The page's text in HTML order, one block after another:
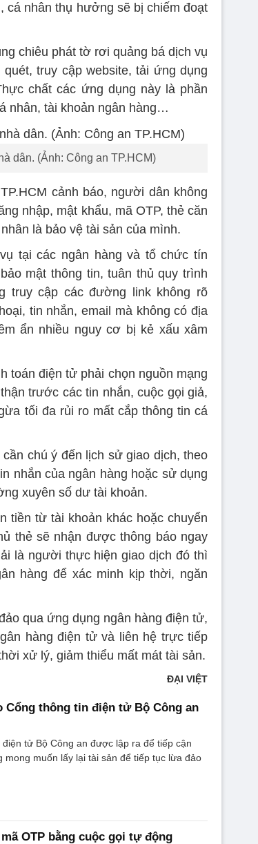
cá nhân thụ hưởng sẽ bị chiếm đoạt
chiêu phát tờ rơi quảng bá dịch vụ
truy cập website, tải ứng dụng
chất các ứng dụng này là phần
nhân, tài khoản ngân hàng…
dân. (Ảnh: Công an TP.HCM)
cảnh báo, người dân không
nhập, mật khẩu, mã OTP, thẻ căn
là bảo vệ tài sản của mình.
tại các ngân hàng và tổ chức tín
mật thông tin, tuân thủ quy trình
truy cập các đường link không rõ
tin nhắn, email mà không có địa
ẩn nhiều nguy cơ bị kẻ xấu xâm
toán điện tử phải chọn nguồn mạng
trước các tin nhắn, cuộc gọi giả,
tối đa rủi ro mất cắp thông tin cá
chú ý đến lịch sử giao dịch, theo
nhắn của ngân hàng hoặc sử dụng
xuyên số dư tài khoản.
tiền từ tài khoản khác hoặc chuyển
thẻ sẽ nhận được thông báo ngay
là người thực hiện giao dịch đó thì
hàng để xác minh kịp thời, ngăn
qua ứng dụng ngân hàng điện tử,
hàng điện tử và liên hệ trực tiếp
xử lý, giảm thiểu mất mát tài sản.
ĐẠI VIỆT
Cổng thông tin điện tử Bộ Công an
tử Bộ Công an được lập ra để tiếp cận
muốn lấy lại tài sản để tiếp tục lừa đảo
OTP bằng cuộc gọi tự động